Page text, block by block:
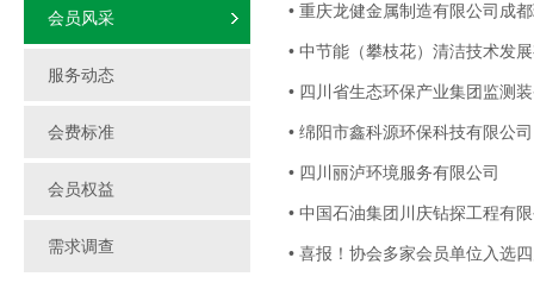
会员风采
服务动态
会费标准
会员权益
需求调查
• 重庆龙健金属制造有限公司成
• 中节能（攀枝花）清洁技术发
• 四川省生态环保产业集团监测
• 绵阳市鑫科源环保科技有限公司
• 四川丽泸环境服务有限公司
• 中国石油集团川庆钻探工程有
• 喜报！协会多家会员单位入选